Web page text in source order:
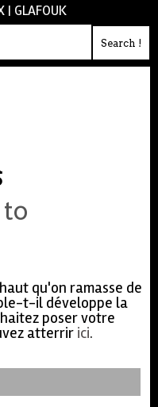
| GLAFOUK
qu'on ramasse de
t-il développe la
poser votre
atterrir ici.